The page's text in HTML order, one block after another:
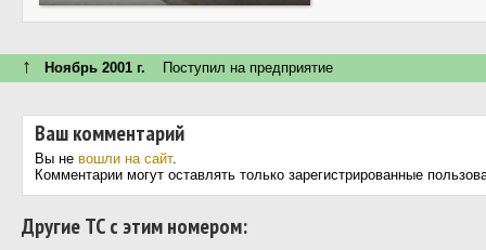
↑ Ноябрь 2001 г. Поступил на предприятие
Ваш комментарий
Вы не вошли на сайт.
Комментарии могут оставлять только зарегистрированные
Другие ТС с этим номером: